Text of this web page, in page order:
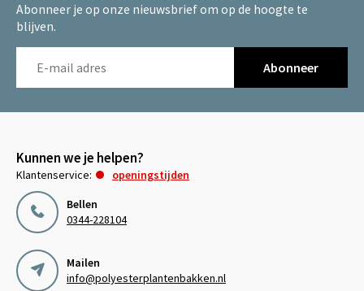
Abonneer je op onze nieuwsbrief om op de hoogte te
blijven.
Abonneer
Kunnen we je helpen?
Klantenservice:
openingstijden
Bellen
0344-228104
Mailen
info@polyesterplantenbakken.nl